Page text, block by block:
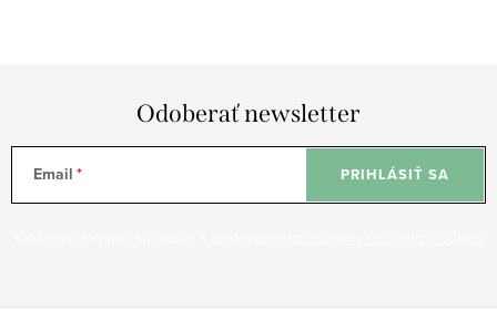
Odoberať newsletter
Email PRIHLÁSIŤ SA